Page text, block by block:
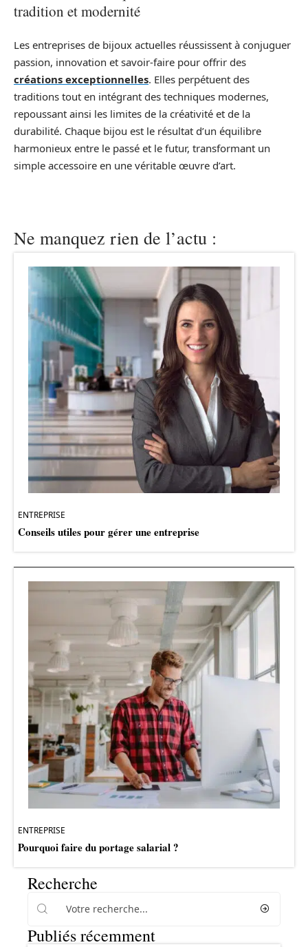
tradition et modernité
Les entreprises de bijoux actuelles réussissent à conjuguer
passion, innovation et savoir-faire pour offrir des
créations exceptionnelles. Elles perpétuent des
traditions tout en intégrant des techniques modernes,
repoussant ainsi les limites de la créativité et de la
durabilité. Chaque bijou est le résultat d’un équilibre
harmonieux entre le passé et le futur, transformant un
simple accessoire en une véritable œuvre d’art.
Ne manquez rien de l’actu :
ENTREPRISE
Conseils utiles pour gérer une entreprise
ENTREPRISE
Pourquoi faire du portage salarial ?
Recherche
Publiés récemment